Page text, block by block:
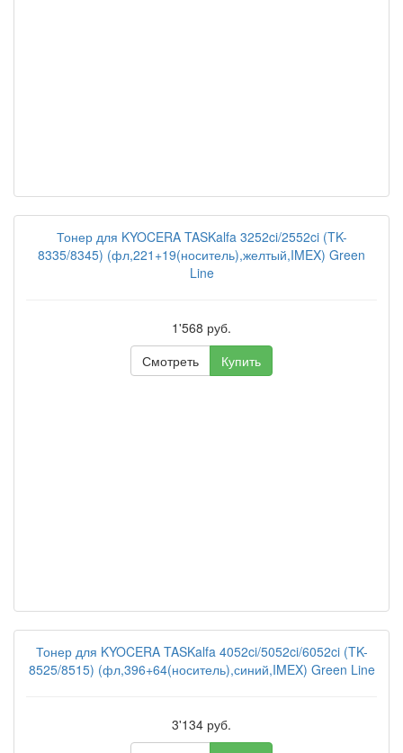
Тонер для KYOCERA TASKalfa 3252ci/2552ci (TK-
8335/8345) (фл,221+19(носитель),желтый,IMEX) Green
Line
1'568 руб.
Смотреть
Купить
Тонер для KYOCERA TASKalfa 4052ci/5052ci/6052ci (TK-
8525/8515) (фл,396+64(носитель),синий,IMEX) Green Line
3'134 руб.